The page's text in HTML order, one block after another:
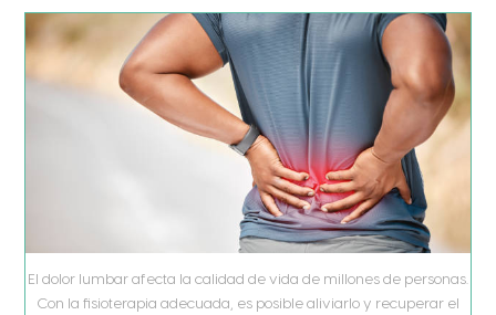
El dolor lumbar afecta la calidad de vida de millones de personas.
Con la fisioterapia adecuada, es posible aliviarlo y recuperar el